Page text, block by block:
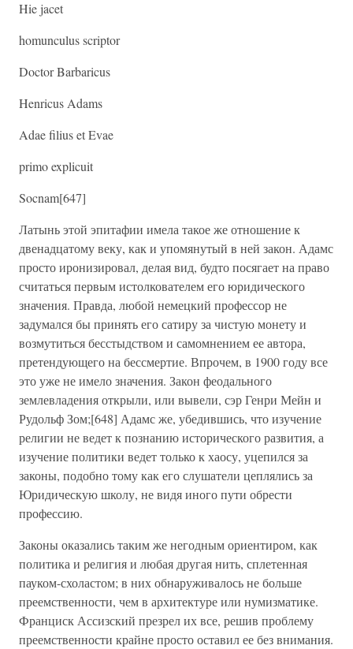
Hie jacet
homunculus scriptor
Doctor Barbaricus
Henricus Adams
Adae filius et Evae
primo explicuit
Socnam[647]
Латынь этой эпитафии имела такое же отношение к
двенадцатому веку, как и упомянутый в ней закон. Адамс
просто иронизировал, делая вид, будто посягает на право
считаться первым истолкователем его юридического
значения. Правда, любой немецкий профессор не
задумался бы принять его сатиру за чистую монету и
возмутиться бесстыдством и самомнением ее автора,
претендующего на бессмертие. Впрочем, в 1900 году все
это уже не имело значения. Закон феодального
землевладения открыли, или вывели, сэр Генри Мейн и
Рудольф Зом;[648] Адамс же, убедившись, что изучение
религии не ведет к познанию исторического развития, а
изучение политики ведет только к хаосу, уцепился за
законы, подобно тому как его слушатели цеплялись за
Юридическую школу, не видя иного пути обрести
профессию.
Законы оказались таким же негодным ориентиром, как
политика и религия и любая другая нить, сплетенная
пауком-схоластом; в них обнаруживалось не больше
преемственности, чем в архитектуре или нумизматике.
Франциск Ассизский презрел их все, решив проблему
преемственности крайне просто оставил ее без внимания.